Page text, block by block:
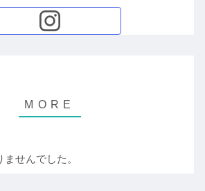
せんでした。